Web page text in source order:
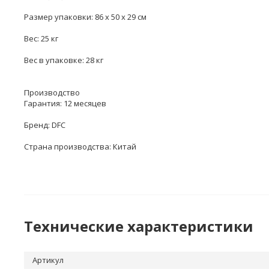
Размер упаковки: 86 х 50 х 29 см
Вес: 25 кг
Вес в упаковке: 28 кг
Производство
Гарантия: 12 месяцев
Бренд: DFC
Страна производства: Китай
Технические характеристики
Артикул